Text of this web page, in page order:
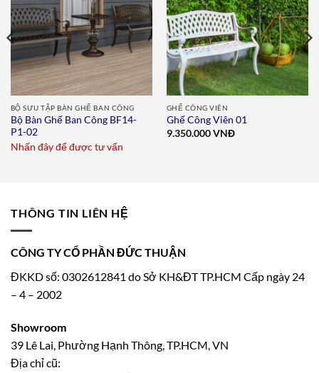
BỘ SƯU TẬP BÀN GHẾ BAN CÔNG
Bộ Bàn Ghế Ban Công BF14-
P1-02
Nhấn đây để được tư vấn
GHẾ CÔNG VIÊN
Ghế Công Viên 01
9.350.000VNĐ
THÔNG TIN LIÊN HỆ
CÔNG TY CỔ PHẦN ĐỨC THUẬN
ĐKKD số: 0302612841 do Sở KH&ĐT TP.HCM Cấp ngày 24
– 4 – 2002
Showroom
39 Lê Lai, Phường Hạnh Thông, TP.HCM, VN
Địa chỉ cũ: